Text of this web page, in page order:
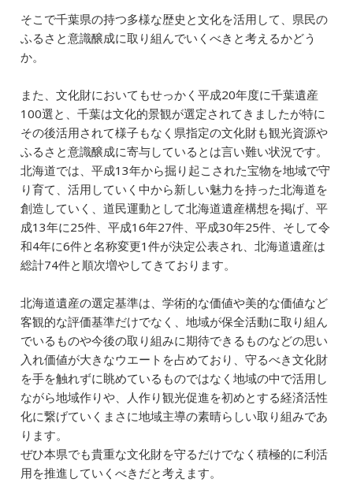
そこで千葉県の持つ多様な歴史と文化を活用して、県民の
ふるさと意識醸成に取り組んでいくべきと考えるかどう
か。
また、文化財においてもせっかく平成20年度に千葉遺産
100選と、千葉は文化的景観が選定されてきましたが特に
その後活用されて様子もなく県指定の文化財も観光資源や
ふるさと意識醸成に寄与しているとは言い難い状況です。
北海道では、平成13年から掘り起こされた宝物を地域で守
り育て、活用していく中から新しい魅力を持った北海道を
創造していく、道民運動として北海道遺産構想を掲げ、平
成13年に25件、平成16年27件、平成30年25件、そして令
和4年に6件と名称変更1件が決定公表され、北海道遺産は
総計74件と順次増やしてきております。
北海道遺産の選定基準は、学術的な価値や美的な価値など
客観的な評価基準だけでなく、地域が保全活動に取り組ん
でいるものや今後の取り組みに期待できるものなどの思い
入れ価値が大きなウエートを占めており、守るべき文化財
を手を触れずに眺めているものではなく地域の中で活用し
ながら地域作りや、人作り観光促進を初めとする経済活性
化に繋げていくまさに地域主導の素晴らしい取り組みであ
ります。
ぜひ本県でも貴重な文化財を守るだけでなく積極的に利活
用を推進していくべきだと考えます。